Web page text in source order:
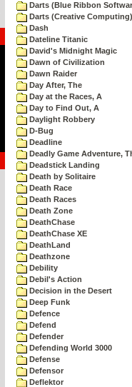
Darts (Blue Ribbon
Darts (Creative Computing)
Dash
Dateline Titanic
David's Midnight Magic
Dawn of Civilization
Dawn Raider
Day After, The
Day at the Races, A
Day to Find Out, A
Daylight Robbery
D-Bug
Deadline
Deadly Game Adventure,
Deadstick Landing
Death by Solitaire
Death Race
Death Races
Death Zone
DeathChase
DeathChase XE
DeathLand
Deathzone
Debility
Debil's Action
Decision in the Desert
Deep Funk
Defence
Defend
Defender
Defending World 3000
Defense
Defensor
Deflektor